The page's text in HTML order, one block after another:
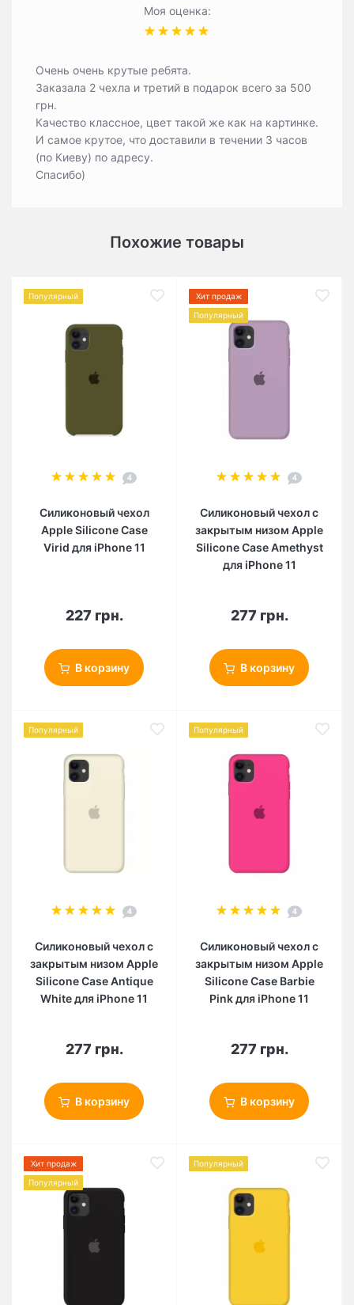
Моя оценка:
Очень очень крутые ребята.
Заказала 2 чехла и третий в подарок всего за 500
грн.
Качество классное, цвет такой же как на картинке.
И самое крутое, что доставили в течении 3 часов
(по Киеву) по адресу.
Спасибо)
Похожие товары
Популярный
4
Силиконовый чехол
Apple Silicone Case
Virid для iPhone 11
227 грн.
В корзину
Хит продаж
Популярный
4
Силиконовый чехол c
закрытым низом Apple
Silicone Case Amethyst
для iPhone 11
277 грн.
В корзину
Популярный
4
Силиконовый чехол c
закрытым низом Apple
Silicone Case Antique
White для iPhone 11
277 грн.
В корзину
Популярный
4
Силиконовый чехол c
закрытым низом Apple
Silicone Case Barbie
Pink для iPhone 11
277 грн.
В корзину
Хит продаж
Популярный
Популярный